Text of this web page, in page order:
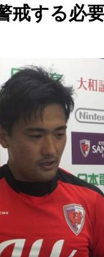
」
ウム「気候変動から命
戒する必